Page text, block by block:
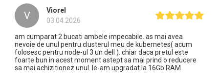
V
Viorel
03.04.2026
am cumparat 2 bucati ambele impecabile. as mai avea
nevoie de unul pentru clusterul meu de kubernetes( acum
folosesc pentru node-ul 3 un dell ). chiar daca pretul este
foarte bun in acest moment astept sa mai prind o reducere
sa mai achizitionez unul. le-am upgradat la 16Gb RAM